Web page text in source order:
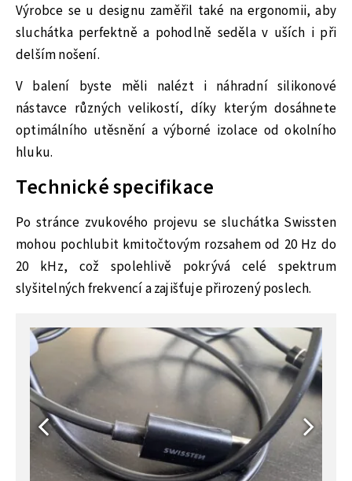
Výrobce se u designu zaměřil také na ergonomii, aby
sluchátka perfektně a pohodlně seděla v uších i při
delším nošení.
V balení byste měli nalézt i náhradní silikonové
nástavce různých velikostí, díky kterým dosáhnete
optimálního utěsnění a výborné izolace od okolního
hluku.
Technické specifikace
Po stránce zvukového projevu se sluchátka Swissten
mohou pochlubit kmitočtovým rozsahem od 20 Hz do
20 kHz, což spolehlivě pokrývá celé spektrum
slyšitelných frekvencí a zajišťuje přirozený poslech.